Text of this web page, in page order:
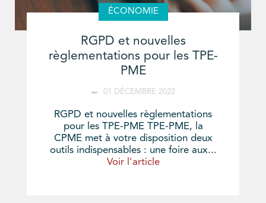
ÉCONOMIE
RGPD et nouvelles
règlementations pour les TPE-
PME
01 DÉCEMBRE 2022
RGPD et nouvelles règlementations
pour les TPE-PME TPE-PME, la
CPME met à votre disposition deux
outils indispensables : une foire aux...
Voir l'article